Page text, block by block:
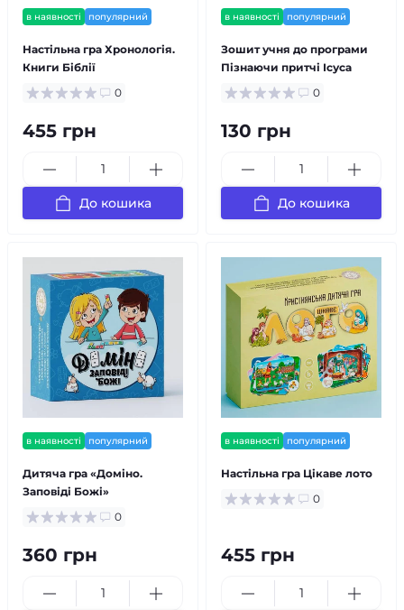
в наявності популярний
Настільна гра Хронологія.
Книги Біблії
0
455 грн
До кошика
в наявності популярний
Зошит учня до програми
Пізнаючи притчі Ісуса
0
130 грн
До кошика
в наявності популярний
Дитяча гра «Доміно.
Заповіді Божі»
0
360 грн
в наявності популярний
Настільна гра Цікаве лото
0
455 грн